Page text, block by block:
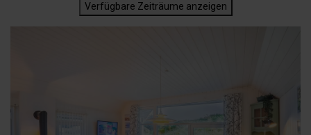
Verfügbare Zeiträume anzeigen